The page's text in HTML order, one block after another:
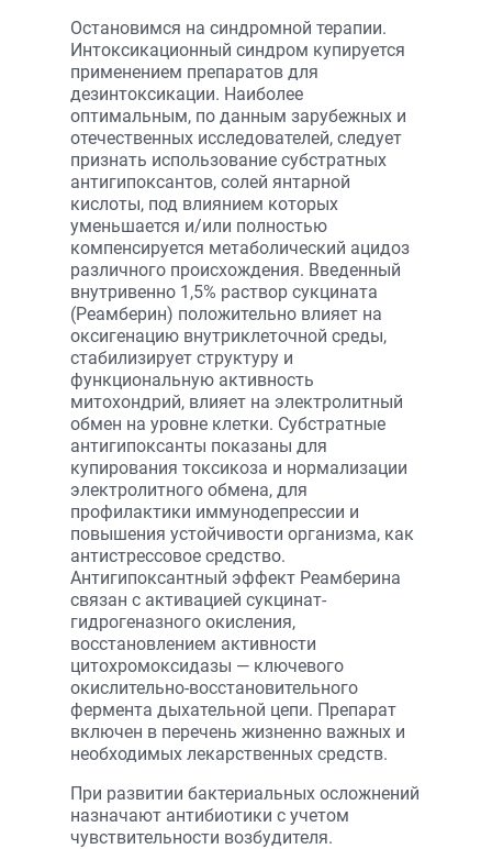
Остановимся на синдромной терапии.
Интоксикационный синдром купируется
применением препаратов для
дезинтоксикации. Наиболее
оптимальным, по данным зарубежных и
отечественных исследователей, следует
признать использование субстратных
антигипоксантов, солей янтарной
кислоты, под влиянием которых
уменьшается и/или полностью
компенсируется метаболический ацидоз
различного происхождения. Введенный
внутривенно 1,5% раствор сукцината
(Реамберин) положительно влияет на
оксигенацию внутри­клеточной среды,
стабилизирует структуру и
функциональную активность
митохондрий, влияет на электролитный
обмен на уровне клетки. Субстратные
антигипоксанты показаны для
купирования токсикоза и нормализации
электролитного обмена, для
профилактики иммунодепрессии и
повышения устойчивости организма, как
антистрессовое средство.
Антигипоксантный эффект Реамберина
связан с активацией сукцинат-
гидрогеназного окисления,
восстановлением активности
цитохромоксидазы — ключевого
окислительно-восстановительного
фермента дыхательной цепи. Препарат
включен в перечень жизненно важных и
необходимых лекарст­венных средств.
При развитии бактериальных осложнений
назначают антибиотики с учетом
чувствительности возбудителя.